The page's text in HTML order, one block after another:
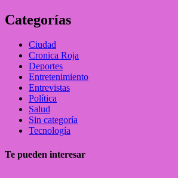
Categorías
Ciudad
Cronica Roja
Deportes
Entretenimiento
Entrevistas
Política
Salud
Sin categoría
Tecnología
Te pueden interesar